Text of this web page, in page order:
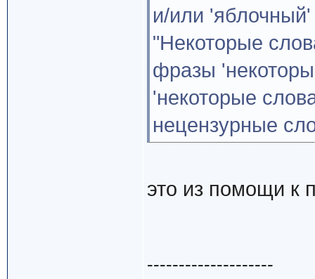
и/или 'яблочный'
"Некоторые
фразы
'некоторые
нецензурные
это из помощи к
--------------------